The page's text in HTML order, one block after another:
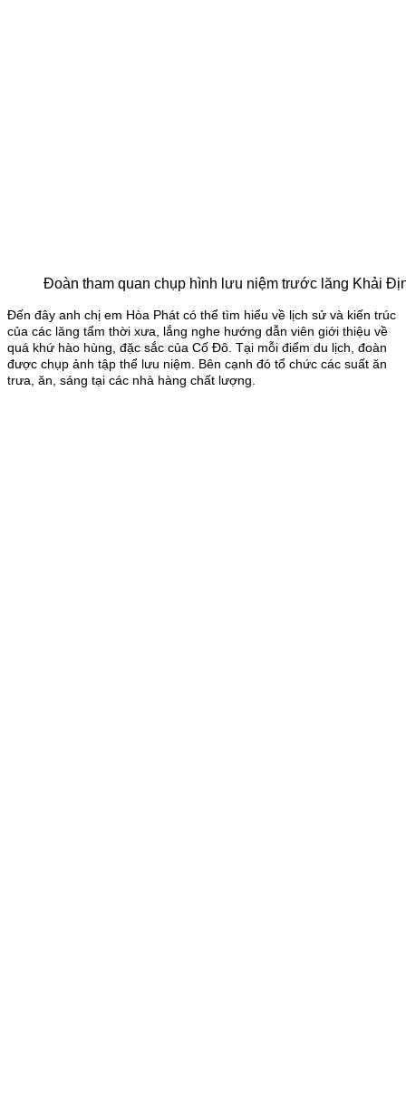
Đoàn tham quan chụp hình lưu niệm trước lăng Khải
Đến đây anh chị em Hòa Phát có thể tìm hiểu về lịch sử và kiến trúc
của các lăng tẩm thời xưa, lắng nghe hướng dẫn viên giới thiệu về
quá khứ hào hùng, đặc sắc của Cố Đô. Tại mỗi điểm du lịch, đoàn
được chụp ảnh tập thể lưu niệm. Bên cạnh đó tổ chức các suất ăn
trưa, ăn, sáng tại các nhà hàng chất lượng.